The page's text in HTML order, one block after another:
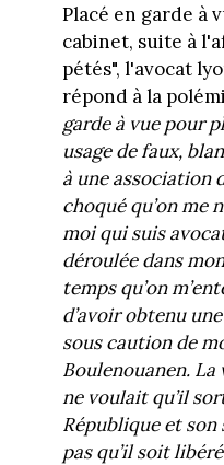
Placé en garde à
cabinet, suite à
pétés", l'avocat
répond à la
garde à vue pour
usage de faux,
à une association
choqué qu’on me
moi qui suis
déroulée dans
temps qu’on
d’avoir obtenu
sous caution de
Boulenouanen.
ne voulait qu’il
République et
pas qu’il soit